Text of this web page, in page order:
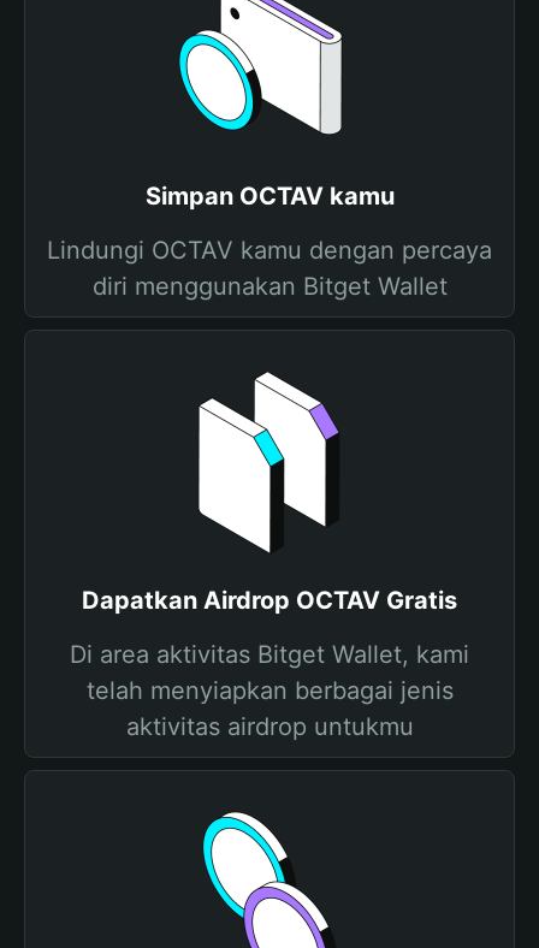
Simpan OCTAV kamu
Lindungi OCTAV kamu dengan percaya
diri menggunakan Bitget Wallet
Dapatkan Airdrop OCTAV Gratis
Di area aktivitas Bitget Wallet, kami
telah menyiapkan berbagai jenis
aktivitas airdrop untukmu